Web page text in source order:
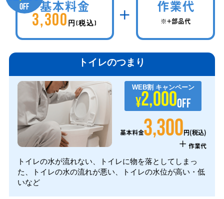
OFF 基本料金
3,300 円(税込)
作業代
※+部品代
トイレのつまり
WEB割 キャンペーン
¥2,000OFF
基本料金3,300円(税込)
+ 作業代
トイレの水が流れない、トイレに物を落としてしまっ
た、トイレの水の流れが悪い、トイレの水位が高い・低
いなど